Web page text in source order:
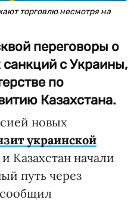
торговлю несмотря на
переговоры о
с Украины,
по
Казахстана.
новых
украинской
Казахстан начали
путь через